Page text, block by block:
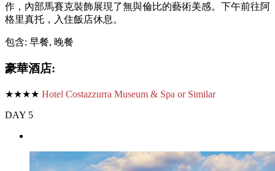
作，內部馬賽克裝飾展現了無與倫比的藝術美感。下午前往阿
格里真托，入住飯店休息。
包含: 早餐, 晚餐
豪華酒店:
★★★★ Hotel Costazzurra Museum & Spa or Similar
DAY 5